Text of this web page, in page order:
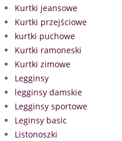
Kurtki jeansowe
Kurtki przejściowe
kurtki puchowe
Kurtki ramoneski
Kurtki zimowe
Legginsy
legginsy damskie
Legginsy sportowe
Leginsy basic
Listonoszki